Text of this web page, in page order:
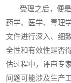
受理之后，便是
药学、医学、毒理
文件进行深入、细
全性和有效性是否
估过程中，评审专
问题可能涉及生产